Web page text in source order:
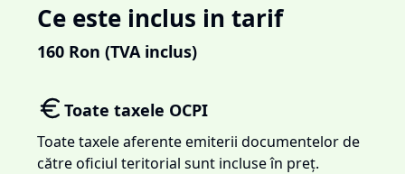
Ce este inclus in tarif
160 Ron (TVA inclus)
Toate taxele OCPI
Toate taxele aferente emiterii documentelor de
către oficiul teritorial sunt incluse în preț.